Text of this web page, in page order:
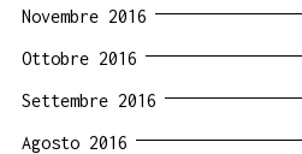
Novembre 2016
Ottobre 2016
Settembre 2016
Agosto 2016